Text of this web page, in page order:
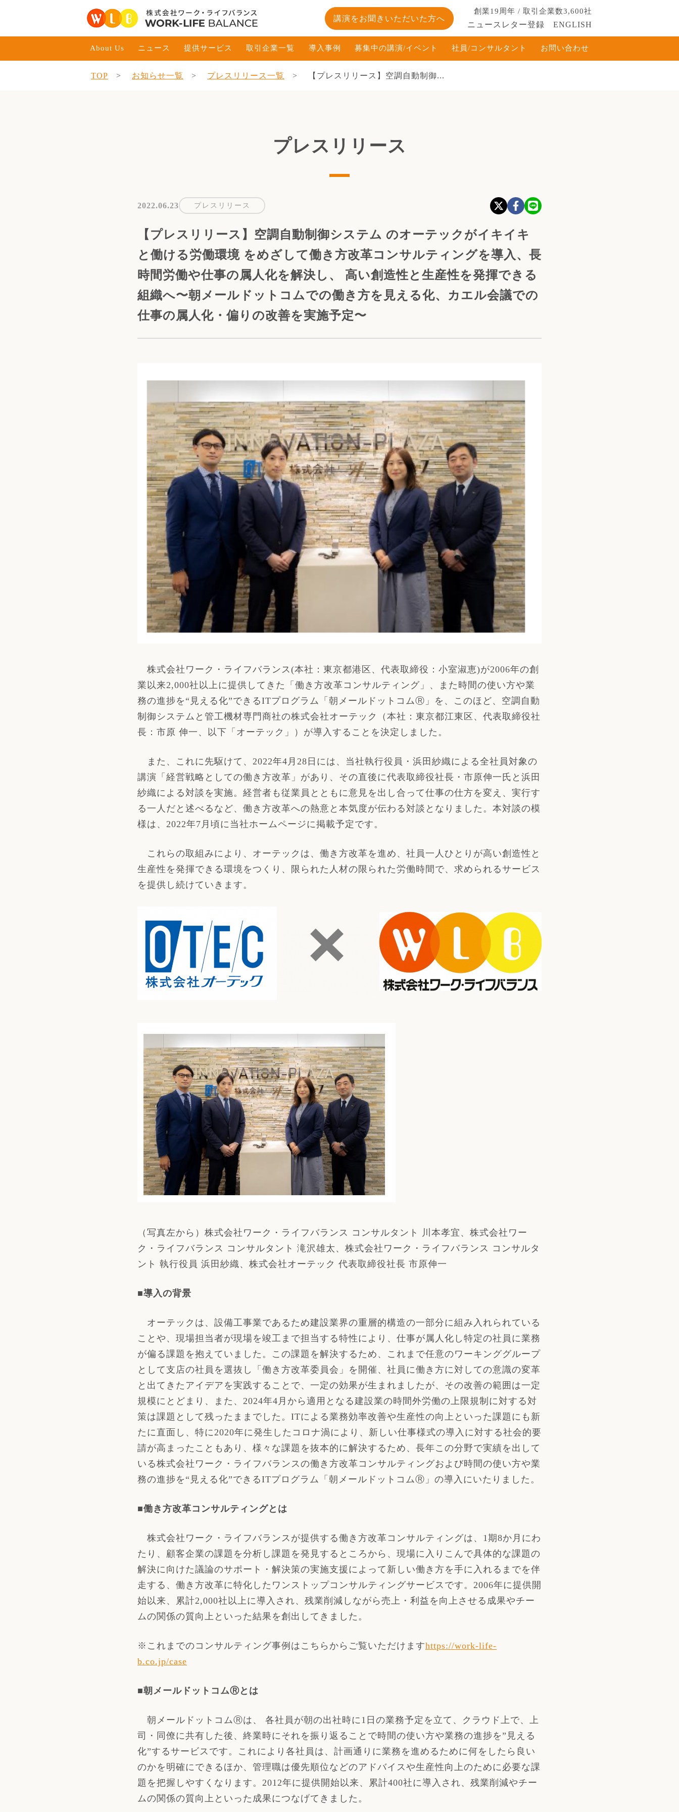
講演をお聞きいただいた方へ
創業19周年 / 取引企業数3,600社
ニュースレター登録 ENGLISH
About Us ニュース 提供サービス 取引企業一覧 導入事例 募集中の講演/イベント 社員/コンサルタント お問い合わせ
TOP お知らせ一覧 プレスリリース一覧 【プレスリリース】空調自動制御...
プレスリリース
2022.06.23 プレスリリース
【プレスリリース】空調自動制御システム のオーテックがイキイキ
と働ける労働環境 をめざして働き方改革コンサルティングを導入、長
時間労働や仕事の属人化を解決し、 高い創造性と生産性を発揮できる
組織へ〜朝メールドットコムでの働き方を見える化、カエル会議での
仕事の属人化・偏りの改善を実施予定〜
株式会社ワーク・ライフバランス(本社：東京都港区、代表取締役：小室淑恵)が2006年の創
業以来2,000社以上に提供してきた「働き方改革コンサルティング」、また時間の使い方や業
務の進捗を“見える化”できるITプログラム「朝メールドットコムⓇ 」を、このほど、空調自動
制御システムと管工機材専門商社の株式会社オーテック（本社：東京都江東区、代表取締役社
長：市原 伸一、以下「オーテック」）が導入することを決定しました。
また、これに先駆けて、 2022年4 月 28 日には、当社執行役員・浜田紗織による全社員対象の
講演「経営戦略としての働き方改革」があり、その直後に代表取締役社長・市原伸一氏と浜田
紗織による対談を実施。経営者も従業員とともに意見を出し合って仕事の仕方を変え、実行す
る一人だと述べるなど、働き方改革への熱意と本気度が伝わる対談となりました。本対談の模
様は、 2022年7 月頃に当社ホームページに掲載予定です。
これらの取組みにより、オーテックは、働き方改革を進め、社員一人ひとりが高い創造性と
生産性を発揮できる環境をつくり、限られた人材の限られた労働時間で、求められるサービス
を提供し続けていきます。
（写真左から）株式会社ワーク・ライフバランス コンサルタント 川本孝宜、株式会社ワー
ク・ライフバランス コンサルタント 滝沢雄太、株式会社ワーク・ライフバランス コンサルタ
ント 執行役員 浜田紗織、株式会社オーテック 代表取締役社長 市原伸一
■導入の背景
オーテックは、設備工事業であるため建設業界の重層的構造の一部分に組み入れられている
ことや、現場担当者が現場を竣工まで担当する特性により、仕事が属人化し特定の社員に業務
が偏る課題を抱えていました。この課題を解決するため、これまで任意のワーキンググループ
として支店の社員を選抜し「働き方改革委員会」を開催、社員に働き方に対しての意識の変革
と出てきたアイデアを実践することで、一定の効果が生まれましたが、その改善の範囲は一定
規模にとどまり、また、 2024年4 月から適用となる建設業の時間外労働の上限規制に対する対
策は課題として残ったままでした。 ITによる業務効率改善や生産性の向上といった課題にも新
たに直面し、特に2020年に発生したコロナ渦により、新しい仕事様式の導入に対する社会的要
請が高まったこともあり、様々な課題を抜本的に解決するため、長年この分野で実績を出して
いる株式会社ワーク・ライフバランスの働き方改革コンサルティングおよび時間の使い方や業
務の進捗を“見える化”できるITプログラム「朝メールドットコムⓇ 」の導入にいたりました。
■働き方改革コンサルティングとは
株式会社ワーク・ライフバランスが提供する働き方改革コンサルティングは、1期8か月にわ
たり、顧客企業の課題を分析し課題を発見するところから、現場に入りこんで具体的な課題の
解決に向けた議論のサポート・解決策の実施支援によって新しい働き方を手に入れるまでを伴
走する、働き方改革に特化したワンストップコンサルティングサービスです。2006年に提供開
始以来、累計2,000社以上に導入され、残業削減しながら売上・利益を向上させる成果やチー
ムの関係の質向上といった結果を創出してきました。
※これまでのコンサルティング事例はこちらからご覧いただけますhttps://work-life-
b.co.jp/case
■朝メールドットコムⓇとは
朝メールドットコムⓇは、 各社員が朝の出社時に1 日の業務予定を立て、クラウド上で、上
司・同僚に共有した後、終業時にそれを振り返ることで時間の使い方や業務の進捗を” 見える
化”するサービスです。これにより各社員は、計画通りに業務を進めるために何をしたら良い
のかを明確にできるほか、管理職は優先順位などのアドバイスや生産性向上のために必要な課
題を把握しやすくなります。 2012年に提供開始以来、累計400社に導入され、残業削減やチー
ムの関係の質向上といった成果につなげてきました。